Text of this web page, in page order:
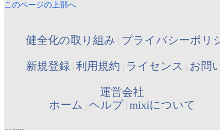
このページの上部へ
健全化の取り組み プライバシーポリ
新規登録 利用規約 ライセンス お問
運営会社
ホーム ヘルプ mixiについて